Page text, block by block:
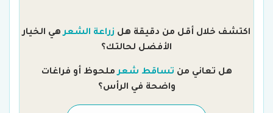
اكتشف خلال أقل من دقيقة هل زراعة الشعرهي الخيار
الأفضل لحالتك؟
هل تعاني من تساقط شعرملحوظ أو فراغات
واضحة في الرأس؟